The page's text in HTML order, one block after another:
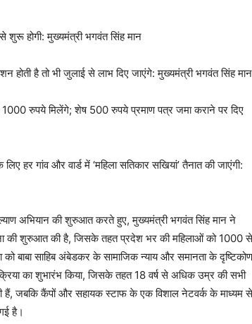
होगी: मुख्यमंत्री भगवंत सिंह मान
होती है तो भी जुलाई से लाभ दिए जाएंगे: मुख्यमंत्री भगवंत सिंह मान
रुपये मिलेंगे; शेष 500 रुपये प्रमाण पत्र जमा कराने पर दिए
हर गांव और वार्ड में ‘महिला सतिकार सखियां’ तैनात की जाएंगी:
अभियान की शुरुआत करते हुए, मुख्यमंत्री भगवंत सिंह मान ने
की शुरुआत की है, जिसके तहत प्रदेश भर की महिलाओं को 1000 से
बाबा साहिब अंबेडकर के सामाजिक न्याय और समानता के दृष्टिकोण
का शुभारंभ किया, जिसके तहत 18 वर्ष से अधिक उम्र की सभी
हैं, जबकि कैंपों और सहायक स्टाफ के एक विशाल नेटवर्क के माध्यम से
है।